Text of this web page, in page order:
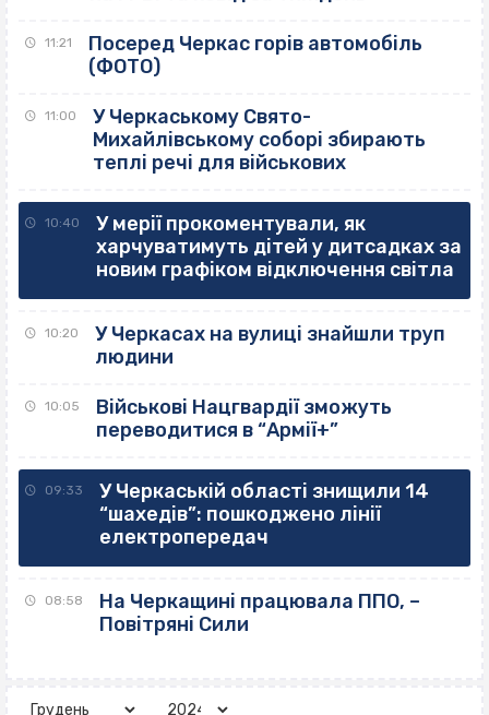
11:21
Посеред Черкас горів автомобіль
(ФОТО)
11:00
У Черкаському Свято-
Михайлівському соборі збирають
теплі речі для військових
10:40
У мерії прокоментували, як
харчуватимуть дітей у дитсадках за
новим графіком відключення світла
10:20
У Черкасах на вулиці знайшли труп
людини
10:05
Військові Нацгвардії зможуть
переводитися в “Армії+”
09:33
У Черкаській області знищили 14
“шахедів”: пошкоджено лінії
електропередач
08:58
На Черкащині працювала ППО, –
Повітряні Сили